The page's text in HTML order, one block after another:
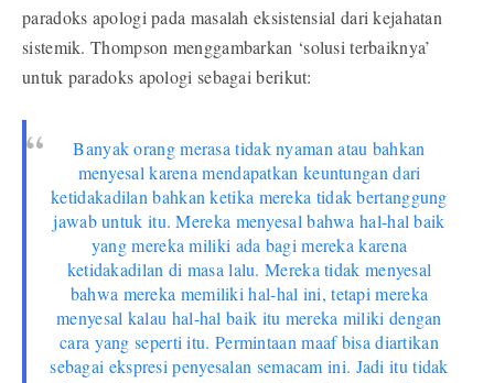
paradoks apologi pada masalah eksistensial dari kejahatan
sistemik. Thompson menggambarkan ‘solusi terbaiknya’
untuk paradoks apologi sebagai berikut:
Banyak orang merasa tidak nyaman atau bahkan
menyesal karena mendapatkan keuntungan dari
ketidakadilan bahkan ketika mereka tidak bertanggung
jawab untuk itu. Mereka menyesal bahwa hal-hal baik
yang mereka miliki ada bagi mereka karena
ketidakadilan di masa lalu. Mereka tidak menyesal
bahwa mereka memiliki hal-hal ini, tetapi mereka
menyesal kalau hal-hal baik itu mereka miliki dengan
cara yang seperti itu. Permintaan maaf bisa diartikan
sebagai ekspresi penyesalan semacam ini. Jadi itu tidak